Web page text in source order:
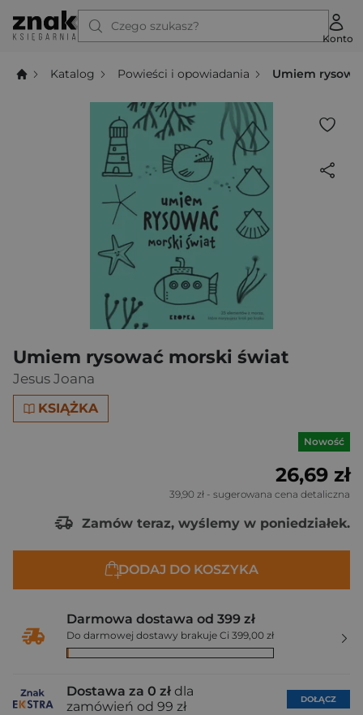
Czego szukasz?
Konto
Katalog Powieści i opowiadania Umiem
Umiem rysować morski świat
Jesus Joana
KSIĄŻKA
Nowość
26,69 zł
39,90 zł - sugerowana cena detaliczna
Zamów teraz, wyślemy w poniedziałek.
DODAJ DO KOSZYKA
Darmowa dostawa od 399 zł
Do darmowej dostawy brakuje Ci 399,00 zł
Dostawa za 0 zł dla
zamówień od 99 zł
DOŁĄCZ